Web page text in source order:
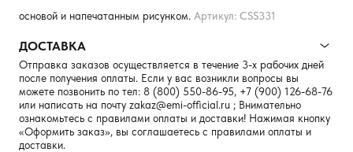
основой и напечатанным рисунком. Артикул: CSS331
ДОСТАВКА
Отправка заказов осуществляется в течение 3-х рабочих дней
после получения оплаты. Если у вас возникли вопросы вы
можете позвонить по тел: 8 (800) 550-86-95, +7 (900) 126-68-76
или написать на почту zakaz@emi-official.ru ; Внимательно
ознакомьтесь с правилами оплаты и доставки! Нажимая кнопку
«Оформить заказ», вы соглашаетесь с правилами оплаты и
доставки.